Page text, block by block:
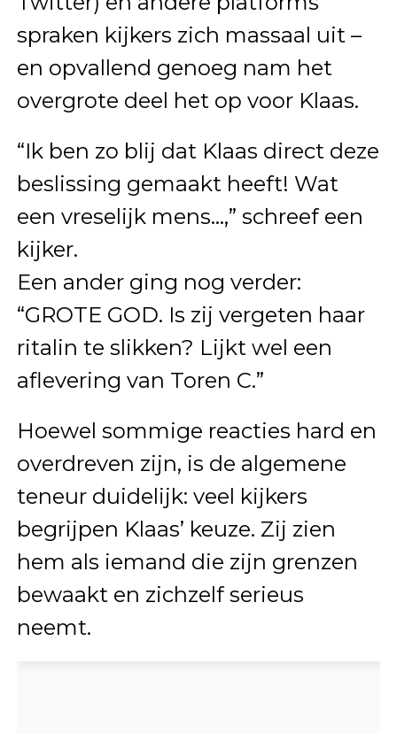
spraken kijkers zich massaal uit –
en opvallend genoeg nam het
overgrote deel het op voor Klaas.
“Ik ben zo blij dat Klaas direct deze
beslissing gemaakt heeft! Wat
een vreselijk mens…,” schreef een
kijker.
Een ander ging nog verder:
“GROTE GOD. Is zij vergeten haar
ritalin te slikken? Lijkt wel een
aflevering van Toren C.”
Hoewel sommige reacties hard en
overdreven zijn, is de algemene
teneur duidelijk: veel kijkers
begrijpen Klaas’ keuze. Zij zien
hem als iemand die zijn grenzen
bewaakt en zichzelf serieus
neemt.